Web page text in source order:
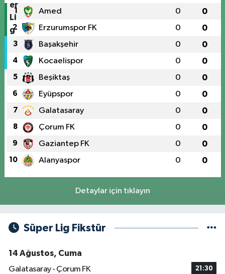
1 Amed 0 0
2 Erzurumspor FK 0 0
3 Başakşehir 0 0
4 Kocaelispor 0 0
5 Beşiktaş 0 0
6 Eyüpspor 0 0
7 Galatasaray 0 0
8 Çorum FK 0 0
9 Gaziantep FK 0 0
10 Alanyaspor 0 0
Detaylar için tıklayın
Süper Lig Fikstür
14 Ağustos, Cuma
Galatasaray - Çorum FK
21:30